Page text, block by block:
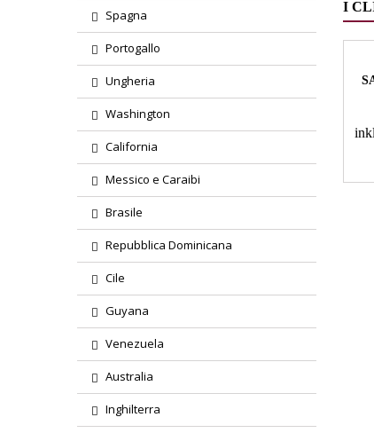
Spagna
Portogallo
Ungheria
Washington
California
Messico e Caraibi
Brasile
Repubblica Dominicana
Cile
Guyana
Venezuela
Australia
Inghilterra
I